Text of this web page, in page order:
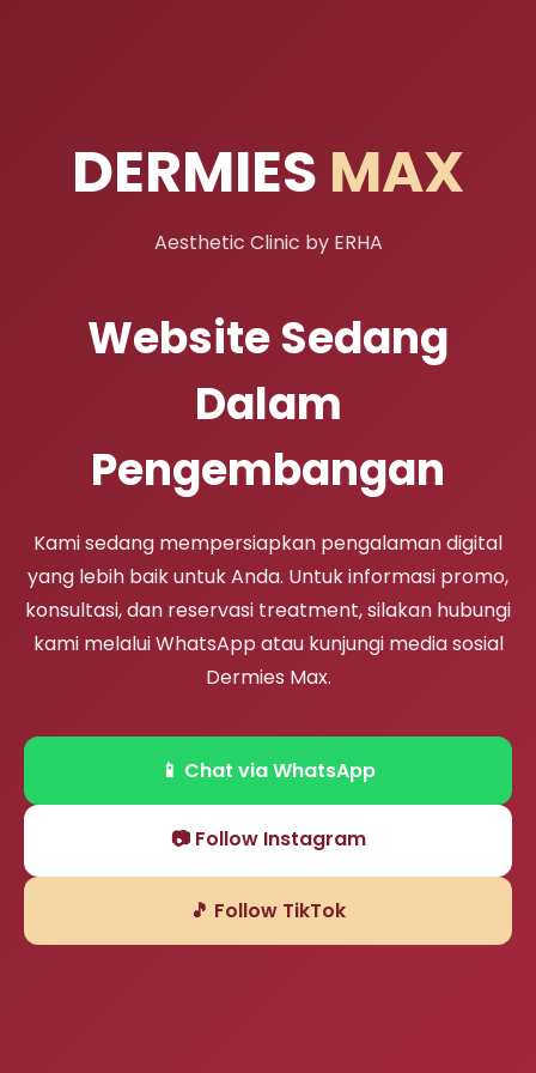
DERMIES MAX
Aesthetic Clinic by ERHA
Website Sedang
Dalam
Pengembangan
Kami sedang mempersiapkan pengalaman digital
yang lebih baik untuk Anda. Untuk informasi promo,
konsultasi, dan reservasi treatment, silakan hubungi
kami melalui WhatsApp atau kunjungi media sosial
Dermies Max.
📱 Chat via WhatsApp
📷 Follow Instagram
🎵 Follow TikTok